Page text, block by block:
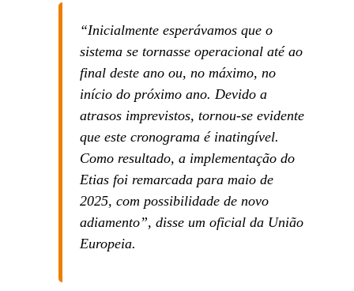
“Inicialmente esperávamos que o
sistema se tornasse operacional até ao
final deste ano ou, no máximo, no
início do próximo ano. Devido a
atrasos imprevistos, tornou-se evidente
que este cronograma é inatingível.
Como resultado, a implementação do
Etias foi remarcada para maio de
2025, com possibilidade de novo
adiamento”, disse um oficial da União
Europeia.